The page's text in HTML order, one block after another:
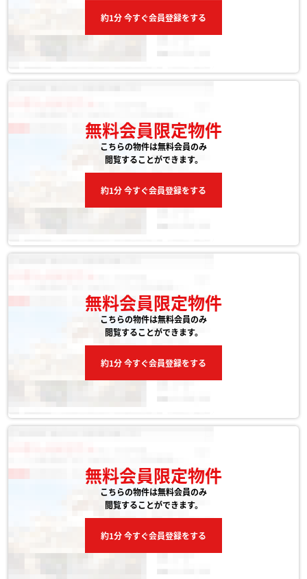
約1分 今すぐ会員登録をする
無料会員限定物件
こちらの物件は無料会員のみ
閲覧することができます。
約1分 今すぐ会員登録をする
無料会員限定物件
こちらの物件は無料会員のみ
閲覧することができます。
約1分 今すぐ会員登録をする
無料会員限定物件
こちらの物件は無料会員のみ
閲覧することができます。
約1分 今すぐ会員登録をする